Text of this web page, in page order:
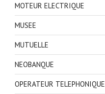
MOTEUR ELECTRIQUE
MUSEE
MUTUELLE
NEOBANQUE
OPERATEUR TELEPHONIQUE